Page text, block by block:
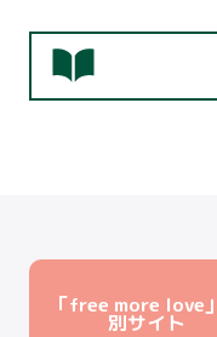
「free more love
別サイト